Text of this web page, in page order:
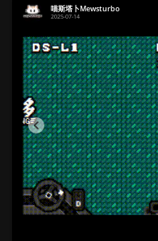
喵斯塔卜Mewsturbo
2025-07-14